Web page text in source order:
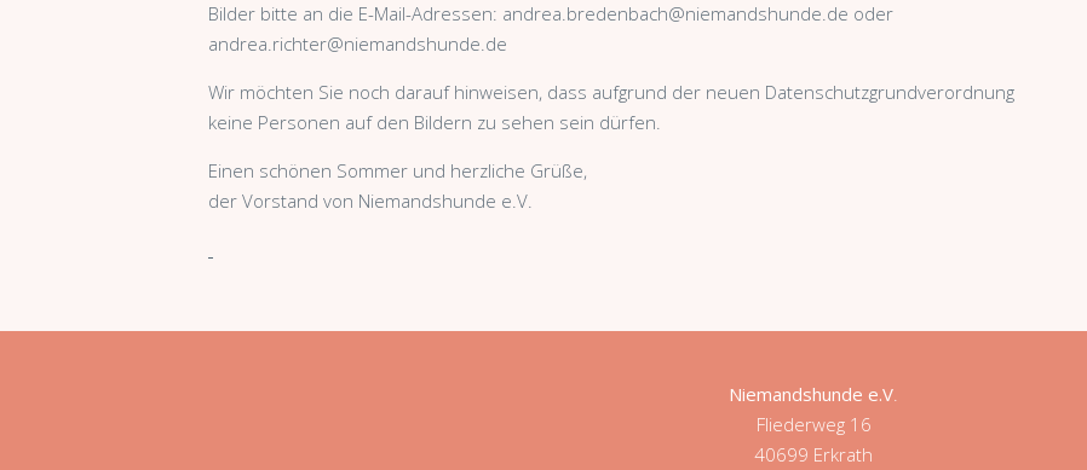
Bilder bitte an die E-Mail-Adressen: andrea.bredenbach@niemandshunde.de oder
andrea.richter@niemandshunde.de
Wir möchten Sie noch darauf hinweisen, dass aufgrund der neuen Datenschutzgrundverordnung
keine Personen auf den Bildern zu sehen sein dürfen.
Einen schönen Sommer und herzliche Grüße,
der Vorstand von Niemandshunde e.V.
Niemandshunde e.V
Fliederweg 16
40699 Erkrath